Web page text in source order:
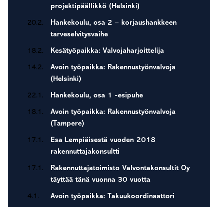
projektipäällikkö (Helsinki)
20.2.
Hankekoulu, osa 2 – korjaushankkeen
tarveselvitysvaihe
18.2. Kesätyöpaikka: Valvojaharjoittelija
14.2.
Avoin työpaikka: Rakennustyönvalvoja
(Helsinki)
22.1. Hankekoulu, osa 1 -esipuhe
18.1.
Avoin työpaikka: Rakennustyönvalvoja
(Tampere)
17.1.
Esa Lempiäisestä vuoden 2018
rakennuttajakonsultti
17.1.
Rakennuttajatoimisto Valvontakonsultit Oy
täyttää tänä vuonna 30 vuotta
4.1. Avoin työpaikka: Takuukoordinaattori